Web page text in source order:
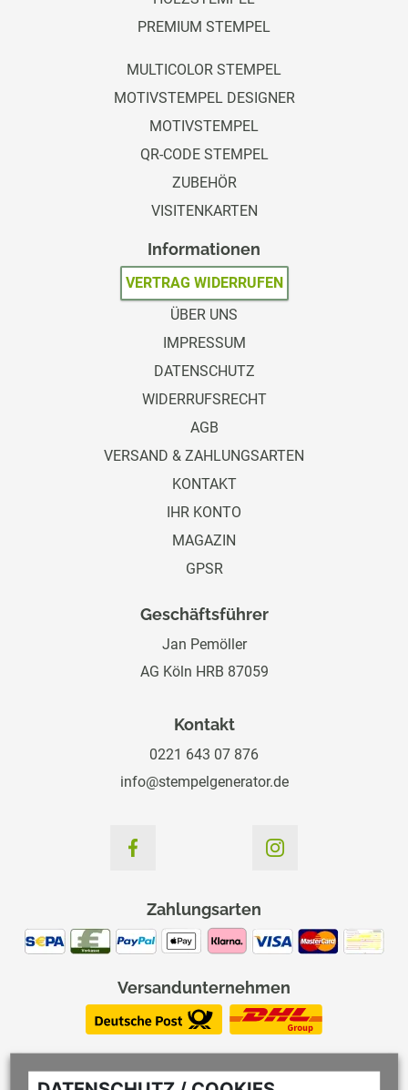
PREMIUM STEMPEL
MULTICOLOR STEMPEL
MOTIVSTEMPEL DESIGNER
MOTIVSTEMPEL
QR-CODE STEMPEL
ZUBEHÖR
VISITENKARTEN
Informationen
VERTRAG WIDERRUFEN
ÜBER UNS
IMPRESSUM
DATENSCHUTZ
WIDERRUFSRECHT
AGB
VERSAND & ZAHLUNGSARTEN
KONTAKT
IHR KONTO
MAGAZIN
GPSR
Geschäftsführer
Jan Pemöller
AG Köln HRB 87059
Kontakt
0221 643 07 876
info@stempelgenerator.de
Zahlungsarten
Versandunternehmen